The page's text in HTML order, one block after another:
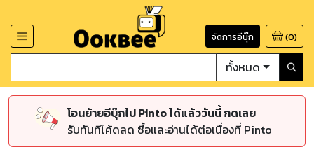
จัดการอีบุ๊ก (0)
ทั้งหมด
โอนย้ายอีบุ๊กไป Pinto ได้แล้ววันนี้ กดเลย
รับทันทีโค้ดลด ซื้อและอ่านได้ต่อเนื่องที่ Pinto